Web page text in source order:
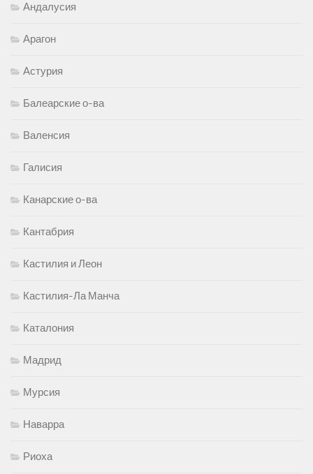
Андалусия
Арагон
Астурия
Балеарские о-ва
Валенсия
Галисия
Канарские о-ва
Кантабрия
Кастилия и Леон
Кастилия-Ла Манча
Каталония
Мадрид
Мурсия
Наварра
Риоха